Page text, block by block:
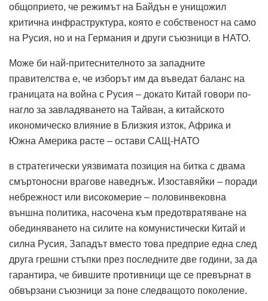
общоприето, че режимът на Байдън е унищожил
критична инфраструктура, която е собственост на само
на Русия, но и на Германия и други съюзници в НАТО.
Може би най-притеснителното за западните
правителства е, че изборът им да въведат баланс на
границата на война с Русия – докато Китай говори по-
нагло за завладяването на Тайван, а китайското
икономическо влияние в Близкия изток, Африка и
Южна Америка расте – остави САЩ-НАТО
в стратегически уязвимата позиция на битка с двама
смъртоносни врагове наведнъж. Изоставяйки – поради
небрежност или високомерие – половинвековна
външна политика, насочена към предотвратяване на
обединяването на силите на комунистически Китай и
силна Русия, Западът вместо това предприе една след
друга грешни стъпки през последните две години, за да
гарантира, че бившите противници ще се превърнат в
обвързани съюзници за поне следващото поколение.